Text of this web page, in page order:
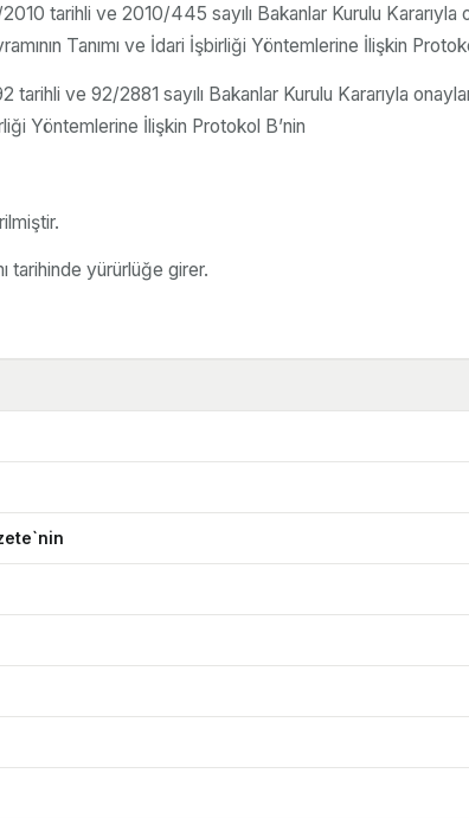
tarihli ve 2010/445 sayılı Bakanlar Kurulu
Tanımı ve İdari İşbirliği Yöntemlerine İlişkin
ve 92/2881 sayılı Bakanlar Kurulu Kararıyla
Yöntemlerine İlişkin Protokol B’nin
tarihinde yürürlüğe girer.